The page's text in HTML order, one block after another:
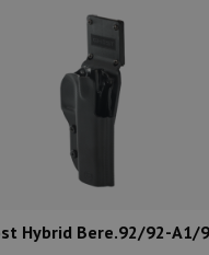
Hybrid Bere.92/92-A1/